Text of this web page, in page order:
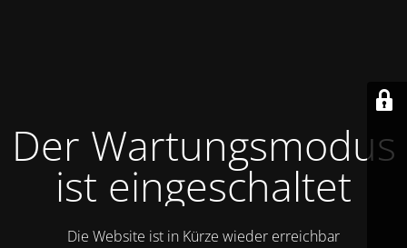
Der Wartungsmodus
ist eingeschaltet
Die Website ist in Kürze wieder erreichbar